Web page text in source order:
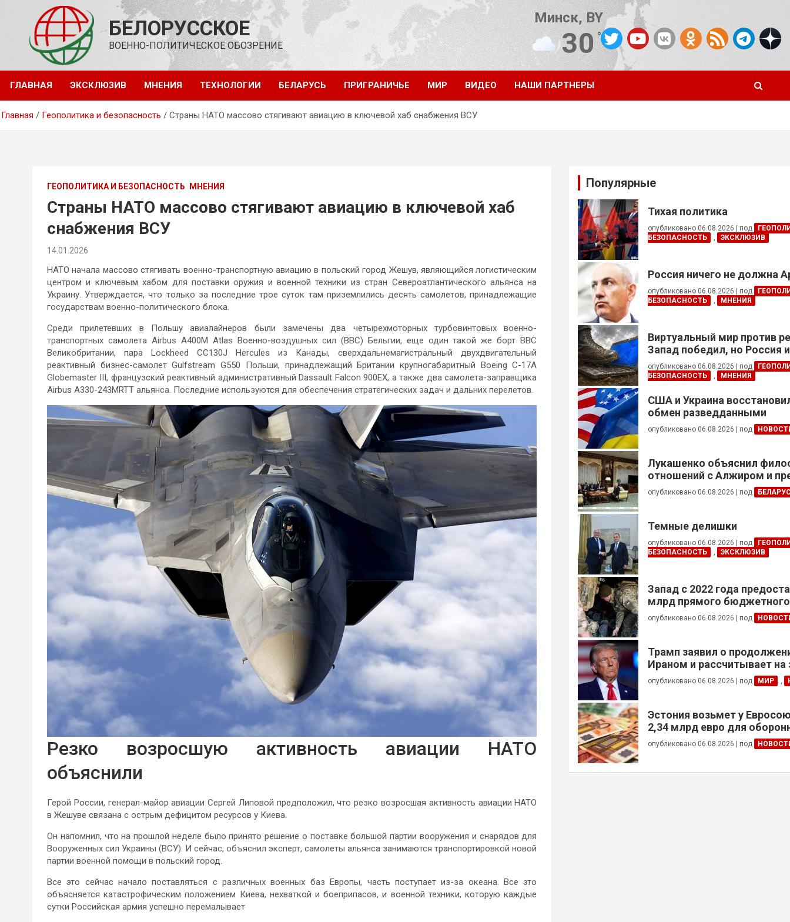
содержимому
БЕЛОРУССКОЕ
ВОЕННО-ПОЛИТИЧЕСКОЕ ОБОЗРЕНИЕ
Минск, BY
30°C
Погода от OpenWeatherMap
ГЛАВНАЯ ЭКСКЛЮЗИВ МНЕНИЯ ТЕХНОЛОГИИ БЕЛАРУСЬ ПРИГРАНИЧЬЕ МИР ВИДЕО НАШИ ПАРТНЕРЫ
Главная Геополитика и безопасность Страны НАТО массово стягивают авиацию в ключевой хаб снабжения ВСУ
ГЕОПОЛИТИКА И БЕЗОПАСНОСТЬ МНЕНИЯ
Страны НАТО массово стягивают авиацию в ключевой хаб
снабжения ВСУ
14.01.2026
НАТО начала массово стягивать военно-транспортную авиацию в польский город Жешув, являющийся логистическим
центром и ключевым хабом для поставки оружия и военной техники из стран Североатлантического альянса на
Украину. Утверждается, что только за последние трое суток там приземлились десять самолетов, принадлежащие
государствам военно-политического блока.
Среди прилетевших в Польшу авиалайнеров были замечены два четырехмоторных турбовинтовых военно-
транспортных самолета Airbus A400M Atlas Военно-воздушных сил (ВВС) Бельгии, еще один такой же борт ВВС
Великобритании, пара Lockheed CC130J Hercules из Канады, сверхдальнемагистральный двухдвигательный
реактивный бизнес-самолет Gulfstream G550 Польши, принадлежащий Британии крупногабаритный Boeing C-17A
Globemaster III, французский реактивный административный Dassault Falcon 900EX, а также два самолета-заправщика
Airbus A330-243MRTT альянса. Последние используются для обеспечения стратегических задач и дальних перелетов.
Резко возросшую активность авиации НАТО
объяснили
Герой России, генерал-майор авиации Сергей Липовой предположил, что резко возросшая активность авиации НАТО
в Жешуве связана с острым дефицитом ресурсов у Киева.
Он напомнил, что на прошлой неделе было принято решение о поставке большой партии вооружения и снарядов для
Вооруженных сил Украины (ВСУ). И сейчас, объяснил эксперт, самолеты альянса занимаются транспортировкой новой
партии военной помощи в польский город.
Все это сейчас начало поставляться с различных военных баз Европы, часть поступает из-за океана. Все это
объясняется катастрофическим положением Киева, нехваткой и боеприпасов, и военной техники, которую каждые
сутки Российская армия успешно перемалывает
Популярные
Тихая политика
опубликовано 06.08.2026 под
БЕЗОПАСНОСТЬ
, ЭКСКЛЮЗИВ
Россия ничего не должна
опубликовано 06.08.2026 под
БЕЗОПАСНОСТЬ
, МНЕНИЯ
Виртуальный мир против
Запад победил, но Россия
опубликовано 06.08.2026 под
БЕЗОПАСНОСТЬ
, МНЕНИЯ
США и Украина
обмен разведданными
опубликовано 06.08.2026 под
Лукашенко объяснил
отношений с Алжиром и
ускорить реализацию
опубликовано 06.08.2026 под
Темные делишки
опубликовано 06.08.2026 под
БЕЗОПАСНОСТЬ
, ЭКСКЛЮЗИВ
Запад с 2022 года
млрд прямого бюджетного
финансирования — глава
Украины
опубликовано 06.08.2026 под
Трамп заявил о
Ираном и рассчитывает на
сделки
опубликовано 06.08.2026 под МИР ,
Эстония возьмет у
2,34 млрд евро для
опубликовано 06.08.2026 под